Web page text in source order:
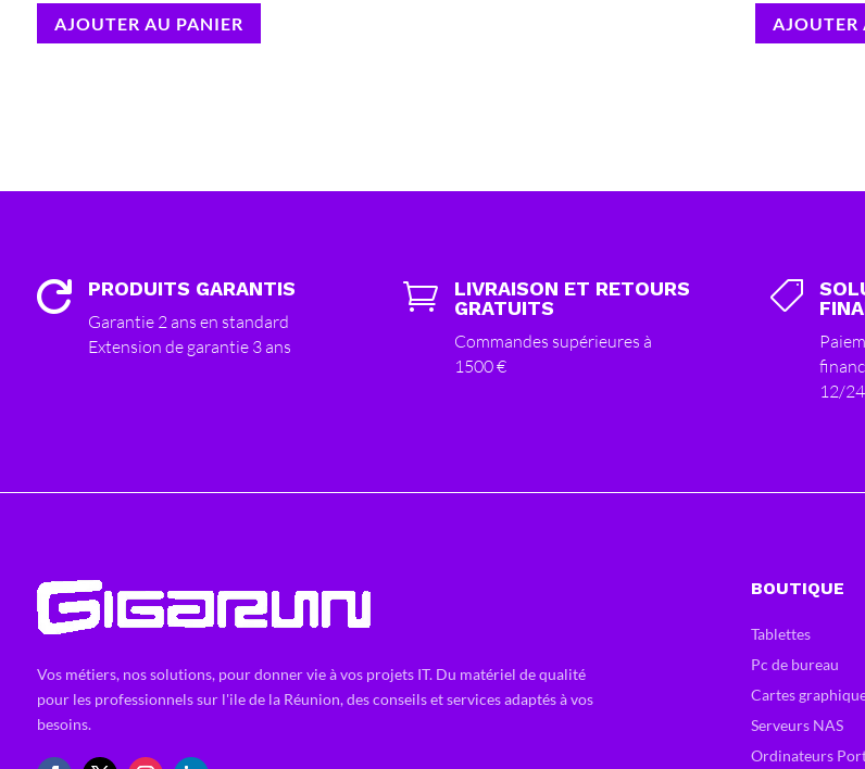
AJOUTER AU PANIER AJOUTER
 PRODUITS GARANTIS
Garantie 2 ans en standard
Extension de garantie 3 ans

LIVRAISON ET RETOURS
GRATUITS
Commandes supérieures à
1500 €

12/
Vos métiers, nos solutions, pour donner vie à vos projets IT. Du matériel de qualité
pour les professionnels sur l'ile de la Réunion, des conseils et services adaptés à vos
besoins.
BOUTIQUE
Tablettes
Pc de bureau
Cartes
Serveurs NAS
Ordinateurs